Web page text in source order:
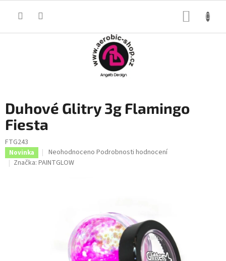
Duhové Glitry 3g Flamingo
Fiesta
FTG243
Novinka
Průměrné
hodnocení
Neohodnoceno Podrobnosti hodnocení
Značka: PAINTGLOW